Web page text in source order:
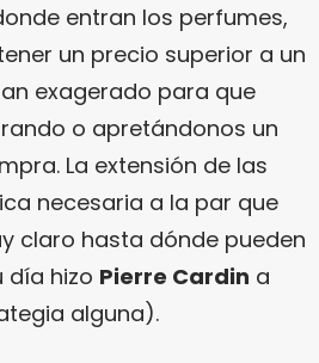
entran los perfumes,
un precio superior a un
exagerado para que
o apretándonos un
La extensión de las
necesaria a la par que
claro hasta dónde pueden
día hizo Pierre Cardin a
alguna).